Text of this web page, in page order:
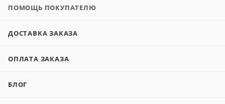
ПОМОЩЬ ПОКУПАТЕЛЮ
ДОСТАВКА ЗАКАЗА
ОПЛАТА ЗАКАЗА
БЛОГ